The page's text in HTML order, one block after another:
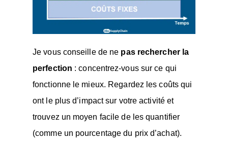
Je vous conseille de ne pas rechercher la
perfection : concentrez-vous sur ce qui
fonctionne le mieux. Regardez les coûts qui
ont le plus d’impact sur votre activité et
trouvez un moyen facile de les quantifier
(comme un pourcentage du prix d’achat).